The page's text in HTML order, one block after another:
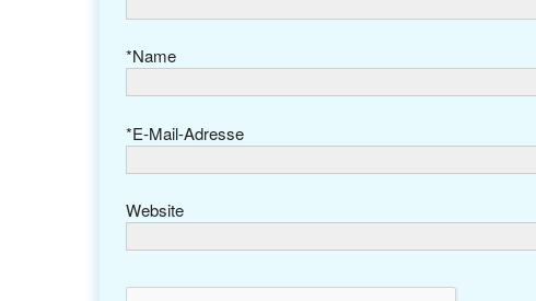
Name
*
E-Mail-Adresse
*
Website